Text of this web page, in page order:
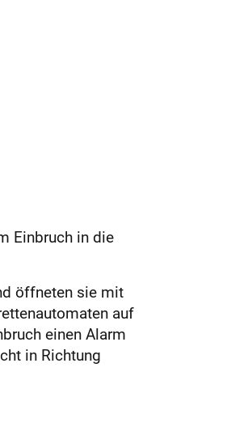
Einbruch in die
öffneten sie mit
auf
einen Alarm
in Richtung